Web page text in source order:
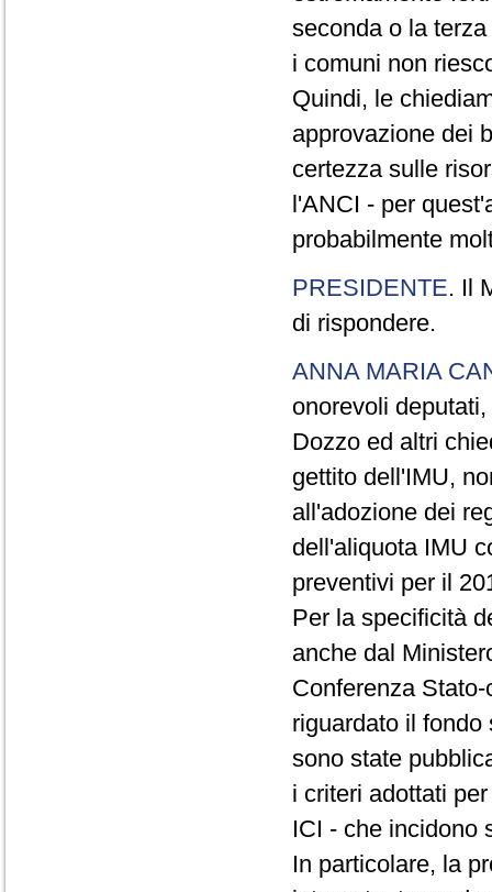
seconda o la
i comuni non
Quindi, le
approvazione dei
certezza sulle
l'ANCI - per
probabilmente
PRESIDENTE. Il
di rispondere.
ANNA MARIA
onorevoli
Dozzo ed altri
gettito dell'IMU,
all'adozione dei
dell'aliquota IMU
preventivi per il
Per la specificità
anche dal
Conferenza
riguardato il
sono state
i criteri adottati
ICI - che incidono
In particolare, la